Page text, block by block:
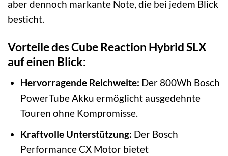
aber dennoch markante Note, die bei jedem Blick
besticht.
Vorteile des Cube Reaction Hybrid SLX
auf einen Blick:
Hervorragende Reichweite: Der 800Wh Bosch
PowerTube Akku ermöglicht ausgedehnte
Touren ohne Kompromisse.
Kraftvolle Unterstützung: Der Bosch
Performance CX Motor bietet